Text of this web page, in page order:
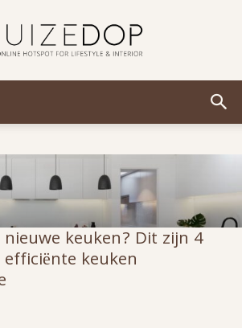
keuken? Dit zijn 4
keuken